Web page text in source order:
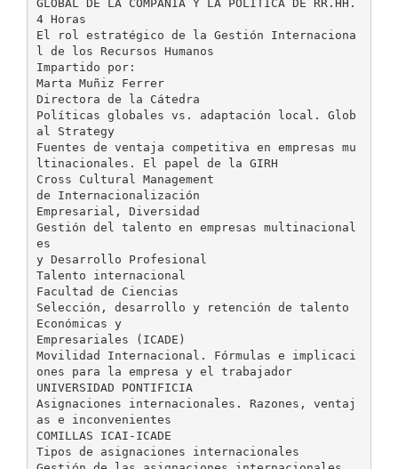
GLOBAL DE LA COMPAÑÍA Y LA POLÍTICA DE RR.HH.
4 Horas
El rol estratégico de la Gestión Internaciona
l de los Recursos Humanos
Impartido por:
Marta Muñiz Ferrer
Directora de la Cátedra
Políticas globales vs. adaptación local. Glob
al Strategy
Fuentes de ventaja competitiva en empresas mu
ltinacionales. El papel de la GIRH
Cross Cultural Management
de Internacionalización
Empresarial, Diversidad
Gestión del talento en empresas multinacional
es
y Desarrollo Profesional
Talento internacional
Facultad de Ciencias
Selección, desarrollo y retención de talento
Económicas y
Empresariales (ICADE)
Movilidad Internacional. Fórmulas e implicaci
ones para la empresa y el trabajador
UNIVERSIDAD PONTIFICIA
Asignaciones internacionales. Razones, ventaj
as e inconvenientes
COMILLAS ICAI-ICADE
Tipos de asignaciones internacionales